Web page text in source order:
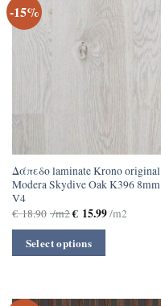
-15%
Δάπεδο laminate Krono original
Modera Skydive Oak K396 8mm
V4
€18.90 /m2€15.99/m2
Select options